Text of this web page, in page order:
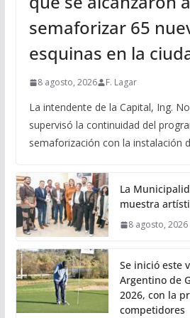
semaforizar 65
esquinas en la
8 agosto, 2026 F. Lagar
La intendente de la Capital, Ing.
supervisó la continuidad del
semaforización con la instalación
La
muestra
8 agosto, 2026
Se inició este
Argentino de
2026, con la
competidores